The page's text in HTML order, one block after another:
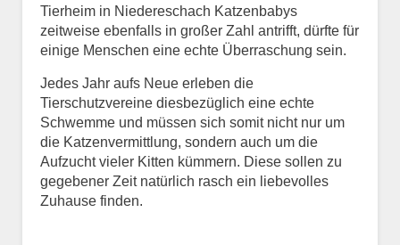
Ort des Verschwindens
Tierheim in Niedereschach Katzenbabys
zeitweise ebenfalls in großer Zahl antrifft, dürfte für
einige Menschen eine echte Überraschung sein.
Jedes Jahr aufs Neue erleben die
Tierschutzvereine diesbezüglich eine echte
Schwemme und müssen sich somit nicht nur um
die Katzenvermittlung, sondern auch um die
Aufzucht vieler Kitten kümmern. Diese sollen zu
gegebener Zeit natürlich rasch ein liebevolles
Zuhause finden.